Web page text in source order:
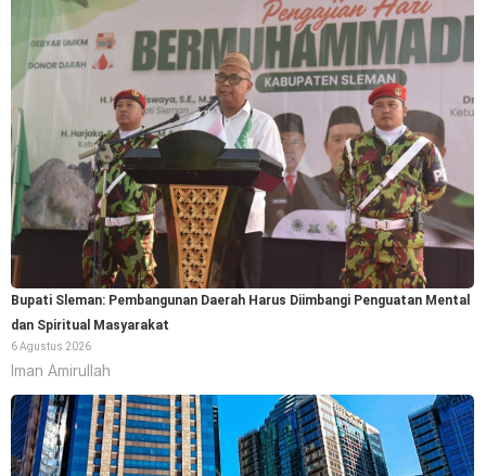
Bupati Sleman: Pembangunan Daerah Harus Diimbangi Penguatan Mental
dan Spiritual Masyarakat
6 Agustus 2026
Iman Amirullah